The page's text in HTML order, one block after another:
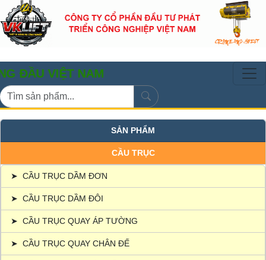
NAM
SẢN PHẨM
CẦU TRỤC
➤ CẦU TRỤC DẦM ĐƠN
➤ CẦU TRỤC DẦM ĐÔI
➤ CẦU TRỤC QUAY ÁP TƯỜNG
➤ CẦU TRỤC QUAY CHÂN ĐẾ